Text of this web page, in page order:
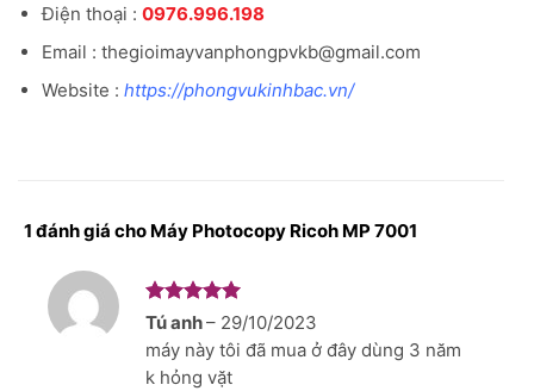
Điện thoại : 0976.996.198
Email : thegioimayvanphongpvkb@gmail.com
Website : https://phongvukinhbac.vn/
1 đánh giá cho Máy Photocopy Ricoh MP 7001
Được xếp
hạng
5
sao
Tú anh– 29/10/2023
máy này tôi đã mua ở đây dùng 3 năm
k hỏng vặt